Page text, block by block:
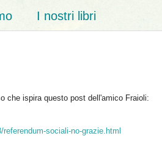
I nostri libri
che ispira questo post dell'amico Fraioli:
sociali-no-grazie.html